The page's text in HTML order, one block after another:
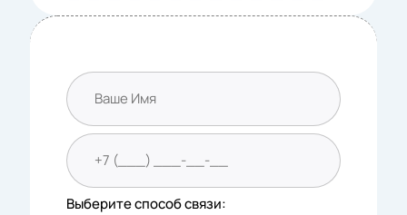
Выберите способ связи: